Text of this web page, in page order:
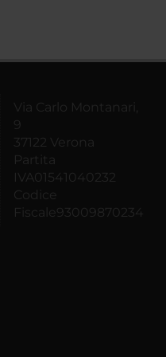
Via Carlo Montanari,
9
37122 Verona
Partita
IVA01541040232
Codice
Fiscale93009870234